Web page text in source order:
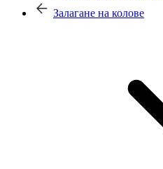
Залагане на колове